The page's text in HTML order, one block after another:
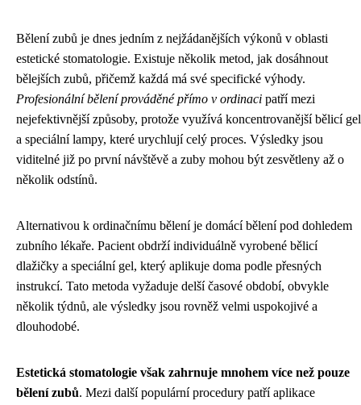
Bělení zubů je dnes jedním z nejžádanějších výkonů v oblasti
estetické stomatologie. Existuje několik metod, jak dosáhnout
bělejších zubů, přičemž každá má své specifické výhody.
Profesionální bělení prováděné přímo v ordinaci patří mezi
nejefektivnější způsoby, protože využívá koncentrovanější bělicí gel
a speciální lampy, které urychlují celý proces. Výsledky jsou
viditelné již po první návštěvě a zuby mohou být zesvětleny až o
několik odstínů.
Alternativou k ordinačnímu bělení je domácí bělení pod dohledem
zubního lékaře. Pacient obdrží individuálně vyrobené bělicí
dlažičky a speciální gel, který aplikuje doma podle přesných
instrukcí. Tato metoda vyžaduje delší časové období, obvykle
několik týdnů, ale výsledky jsou rovněž velmi uspokojivé a
dlouhodobé.
Estetická stomatologie však zahrnuje mnohem více než pouze
bělení zubů. Mezi další populární procedury patří aplikace